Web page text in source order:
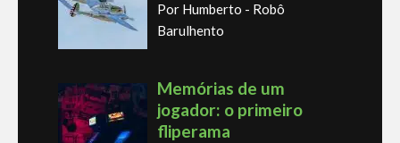
Por Humberto - Robô
Barulhento
Memórias de um
jogador: o primeiro
fliperama